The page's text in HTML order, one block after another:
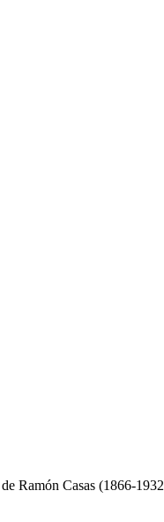
Ramón Casas (1866-